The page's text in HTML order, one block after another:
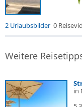
2 Urlaubsbilder 0
Weitere
in